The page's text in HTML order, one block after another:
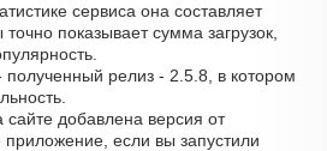
сервиса она составляет
показывает сумма загрузок,
релиз - 2.5.8, в котором
добавлена версия от
приложение, если вы запустили